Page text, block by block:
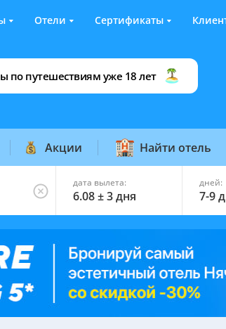
Отели Сертификаты
по путешествиям уже 18 лет
Акции Найти отель
дата вылета:
6.08 ± 3 дня
дней:
7-9